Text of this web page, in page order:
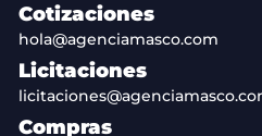
Cotizaciones
hola@agenciamasco.com
Licitaciones
Compras